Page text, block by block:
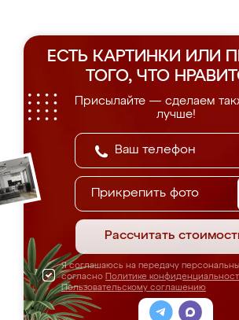
ЕСТЬ КАРТИНКИ ИЛИ
ТОГО, ЧТО
Присылайте — сделаем
лучше!
Прикрепить фото
Рассчитать
Я соглашаюсь на передачу
согласно Политике
Пользовательскому соглашению